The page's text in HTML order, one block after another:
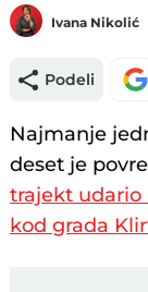
Ivana Nikolić
Podeli
Najmanje
deset je
trajekt udario
kod grada